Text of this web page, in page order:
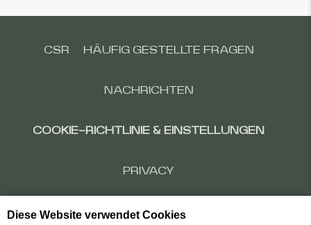
Diese Website verwendet Cookies
CSR HÄUFIG GESTELLTE FRAGEN
NACHRICHTEN
COOKIE-RICHTLINIE & EINSTELLUNGEN
PRIVACY